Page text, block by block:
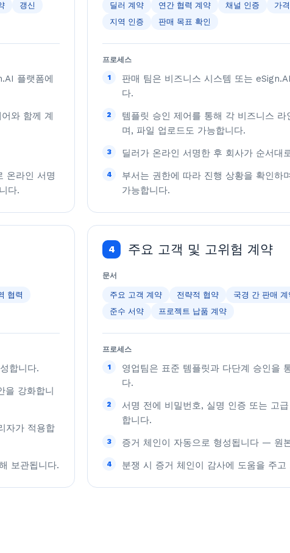
갱신
플랫폼에
와 함께 계
온라인 서명
다.
딜러 계약 연간 협력 계약 채널 인증 가
지역 인증
판매 목표 확인
프로세스
1
판매 팀은 비즈니스 시스템 또는
다.
2
템플릿 승인 제어를 통해 각 비즈니스
며, 파일 업로드도 가능합니다.
3 딜러가 온라인 서명한 후 회사가 순서대
4
부서는 권한에 따라 진행 상황을 확인하
가능합니다.
협력
합니다.
을 강화합니
자가 적용합
보관됩니다.
4 주요 고객 및 고위험 계약
문서
주요 고객 계약 전략적 협약 국경 간 판매 계
준수 서약
프로젝트 납품 계약
프로세스
1
영업팀은 표준 템플릿과 다단계 승인을
다.
2
서명 전에 비밀번호, 실명 인증 또는 고
합니다.
3 증거 체인이 자동으로 형성됩니다 — 원
4 분쟁 시 증거 체인이 감사에 도움을 주고